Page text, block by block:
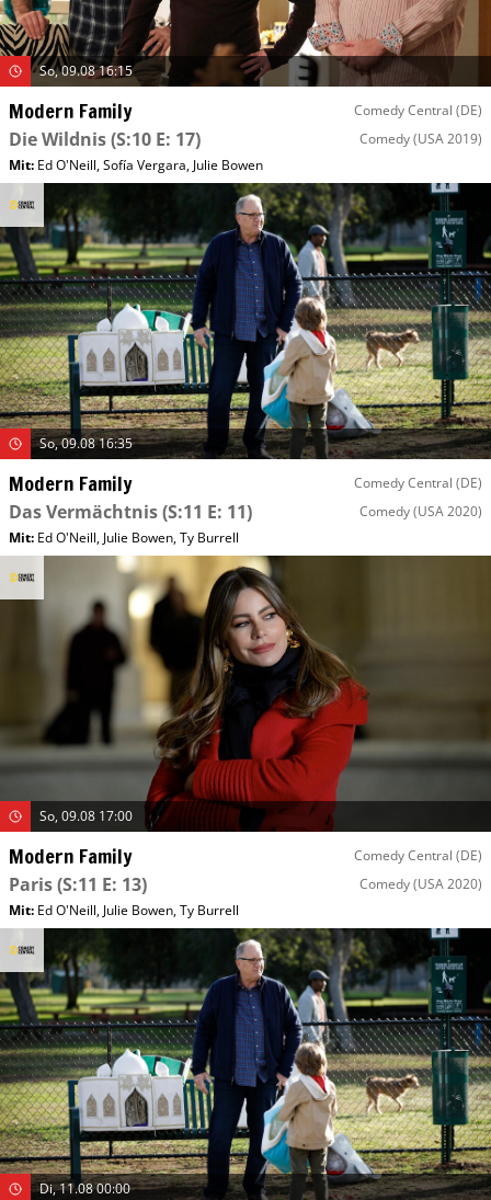
So, 09.08 16:15
Modern Family Comedy Central (DE)
Die Wildnis(S:10 E: 17) Comedy(USA 2019)
Mit: Ed O'Neill,Sofía Vergara, Julie Bowen
So, 09.08 16:35
Modern Family Comedy Central (DE)
Das Vermächtnis(S:11 E: 11) Comedy(USA 2020)
Mit: Ed O'Neill, Julie Bowen,Ty Burrell
So, 09.08 17:00
Modern Family Comedy Central (DE)
Paris(S:11 E: 13) Comedy(USA 2020)
Mit: Ed O'Neill, Julie Bowen,Ty Burrell
Di, 11.08 00:00